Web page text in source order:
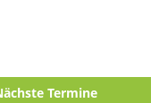
Termine